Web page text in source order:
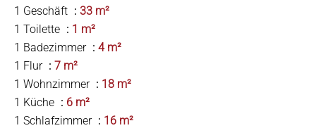
1 Geschäft
33 m²
1 Toilette
1 m²
1 Badezimmer
4 m²
1 Flur
7 m²
1 Wohnzimmer
18 m²
1 Küche
6 m²
1 Schlafzimmer
16 m²